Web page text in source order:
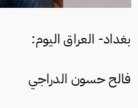
بغداد- العراق اليوم:
فالح حسون الدراجي